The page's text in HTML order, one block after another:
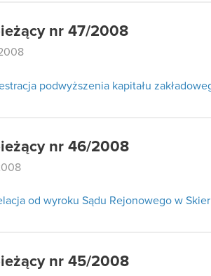
nr 47/2008
podwyższenia kapitału
nr 46/2008
od wyroku Sądu Rejonowego w
nr 45/2008